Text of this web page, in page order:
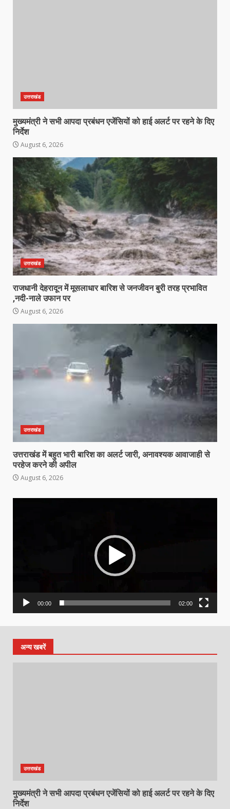
उत्तराखंड
मुख्यमंत्री ने सभी आपदा प्रबंधन एजेंसियों को हाई अलर्ट पर रहने के दिए
निर्देश
August 6, 2026
उत्तराखंड
राजधानी देहरादून में मूसलाधार बारिश से जनजीवन बुरी तरह प्रभावित
,नदी-नाले उफान पर
August 6, 2026
उत्तराखंड
उत्तराखंड में बहुत भारी बारिश का अलर्ट जारी, अनावश्यक आवाजाही से
परहेज करने की अपील
August 6, 2026
00:00 02:00
अन्य खबरें
उत्तराखंड
मुख्यमंत्री ने सभी आपदा प्रबंधन एजेंसियों को हाई अलर्ट पर रहने के दिए
निर्देश